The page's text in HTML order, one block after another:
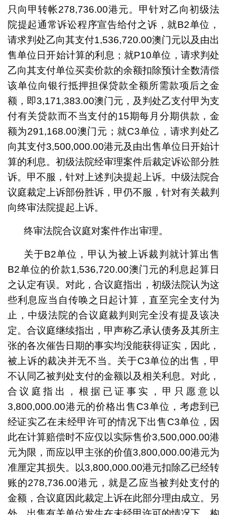
只向甲转帐278,736.00港元。甲针对乙向初级法
院提起通常诉讼程序宣告给付之诉，就B2单位，
请求判处乙向其支付1,536,720.00澳门元以及由出
售单位日开始计算的利息；就P10单位，请求判处
乙向其支付单位买卖价款的余额扣除预计全数清偿
该单位向银行抵押担保贷款全额所需款项后之金
额，即3,171,383.00澳门元，及判处乙支付甲为支
付有关贷款而不当支付的15期每月分期供款，金
额为291,168.00澳门元；就C3单位，请求判处乙
向其支付3,500,000.00港元及由出售单位日开始计
算的利息。初级法院经审理案件后裁定诉讼部分胜
诉。甲不服，针对上述判决提起上诉。中级法院合
议庭裁定上诉部份胜诉，甲仍不服，针对有关裁判
向终审法院提起上诉。
终审法院合议庭对案件作出审理。
关于B2单位，甲认为被上诉裁判就计算出售
B2单位的价款1,536,720.00澳门元的利息起算日
之认定有误。对此，合议庭指出，初级法院认为这
些利息应当自传唤之日起计算，直至完全支付为
止，中级法院的合议庭裁判则完全没有提及该决
定。合议庭继续指出，甲声称乙承认债务及其所主
张的各次催告日期的事实均没能获得证实，因此，
被上诉的裁决并无不当。关于C3单位的出售，甲
不认同乙被判处支付的金额以及相关利息。对此，
合议庭指出，根据已证事实，甲只愿意以
3,800,000.00港元的价格出售C3单位，考虑到已
经证实乙在未经甲许可的情况下出售C3单位，因
此在计算赔偿时不应仅以实际售价3,500,000.00港
元为限，而应以甲主张的价值3,800,000.00港元为
准厘定其损失。以3,800,000.00港元扣除乙已经转
账的278,736.00港元，就是乙应当被判处支付的
金额，合议庭因此裁定上诉在此部分理由成立。另